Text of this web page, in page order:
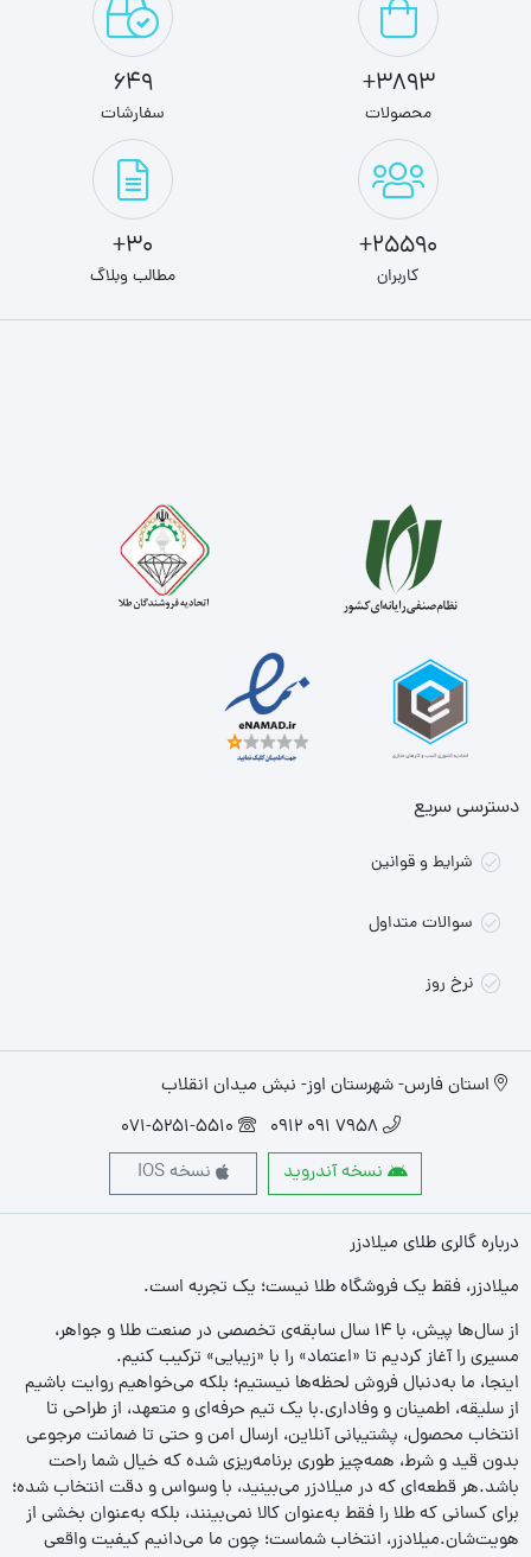
3893+
محصولات
649
سفارشات
25590+
کاربران
30+
مطالب وبلاگ
دسترسی سریع
شرایط و قوانین
سوالات متداول
نرخ روز
استان فارس- شهرستان اوز- نبش میدان انقلاب
7958 091 0912
071-5251-5510
نسخه آندروید
نسخه IOS
درباره گالری طلای میلادزر
میلادزر، فقط یک فروشگاه طلا نیست؛ یک تجربه‌ است.
از سال‌ها پیش، با ۱۴ سال سابقه‌ی تخصصی در صنعت طلا و جواهر،
مسیری را آغاز کردیم تا «اعتماد» را با «زیبایی» ترکیب کنیم.
اینجا، ما به‌دنبال فروش لحظه‌ها نیستیم؛ بلکه می‌خواهیم روایت باشیم
از سلیقه، اطمینان و وفاداری.با یک تیم حرفه‌ای و متعهد، از طراحی تا
انتخاب محصول، پشتیبانی آنلاین، ارسال امن و حتی تا ضمانت مرجوعی
بدون قید و شرط، همه‌چیز طوری برنامه‌ریزی شده که خیال شما راحت
باشد.هر قطعه‌ای که در میلادزر می‌بینید، با وسواس و دقت انتخاب شده؛
برای کسانی که طلا را فقط به‌عنوان کالا نمی‌بینند، بلکه به‌عنوان بخشی از
هویت‌شان.میلادزر، انتخاب شماست؛ چون ما می‌دانیم کیفیت واقعی